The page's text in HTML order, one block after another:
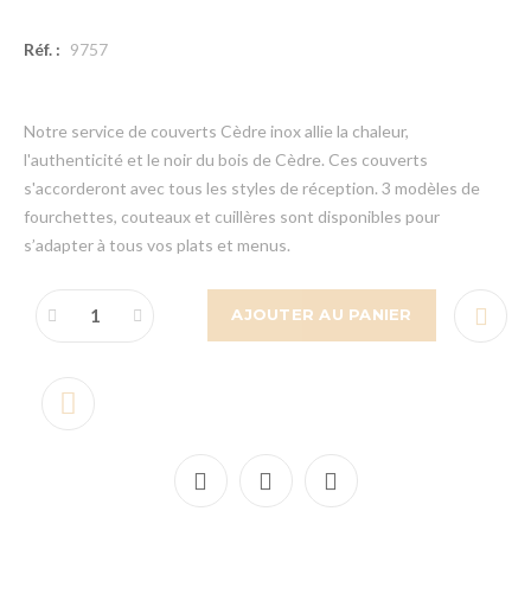
Réf. : 9757
Notre service de couverts Cèdre inox allie la chaleur,
l'authenticité et le noir du bois de Cèdre. Ces couverts
s'accorderont avec tous les styles de réception. 3 modèles de
fourchettes, couteaux et cuillères sont disponibles pour
s’adapter à tous vos plats et menus.
AJOUTER AU PANIER